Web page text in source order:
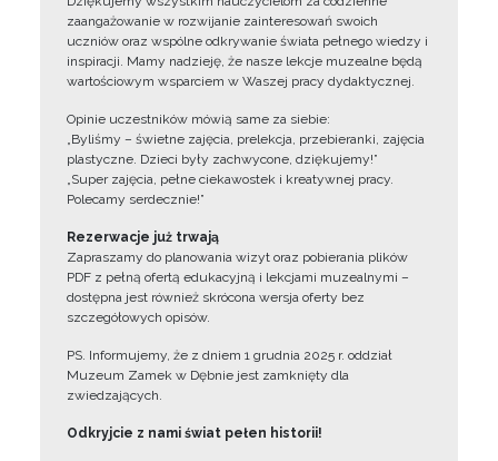
zaangażowanie w rozwijanie zainteresowań swoich
uczniów oraz wspólne odkrywanie świata pełnego wiedzy i
inspiracji. Mamy nadzieję, że nasze lekcje muzealne będą
wartościowym wsparciem w Waszej pracy dydaktycznej.
Opinie uczestników mówią same za siebie:
„Byliśmy – świetne zajęcia, prelekcja, przebieranki, zajęcia
plastyczne. Dzieci były zachwycone, dziękujemy!”
„Super zajęcia, pełne ciekawostek i kreatywnej pracy.
Polecamy serdecznie!”
Rezerwacje już trwają
Zapraszamy do planowania wizyt oraz pobierania plików
PDF z pełną ofertą edukacyjną i lekcjami muzealnymi –
dostępna jest również skrócona wersja oferty bez
szczegółowych opisów.
PS. Informujemy, że z dniem 1 grudnia 2025 r. oddział
Muzeum Zamek w Dębnie jest zamknięty dla
zwiedzających.
Odkryjcie z nami świat pełen historii!